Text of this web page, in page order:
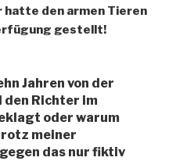
den armen Tieren
gestellt!
Jahren von der
Richter im
oder warum
meiner
das nur fiktiv